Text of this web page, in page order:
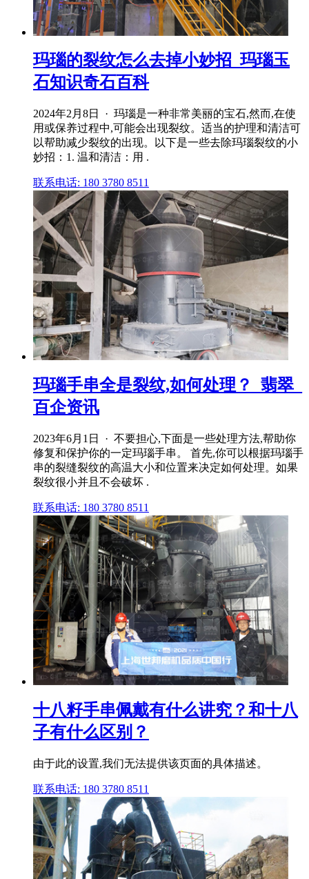
玛瑙的裂纹怎么去掉小妙招_玛瑙玉
石知识奇石百科
2024年2月8日 · 玛瑙是一种非常美丽的宝石,然而,在使
用或保养过程中,可能会出现裂纹。适当的护理和清洁可
以帮助减少裂纹的出现。以下是一些去除玛瑙裂纹的小
妙招：1. 温和清洁：用 .
联系电话: 180 3780 8511
玛瑙手串全是裂纹,如何处理？_翡翠_
百企资讯
2023年6月1日 · 不要担心,下面是一些处理方法,帮助你
修复和保护你的一定玛瑙手串。 首先,你可以根据玛瑙手
串的裂缝裂纹的高温大小和位置来决定如何处理。如果
裂纹很小并且不会破坏 .
联系电话: 180 3780 8511
十八籽手串佩戴有什么讲究？和十八
子有什么区别？
由于此的设置,我们无法提供该页面的具体描述。
联系电话: 180 3780 8511